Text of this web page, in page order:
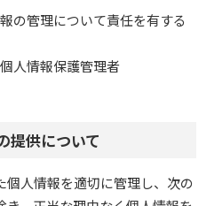
の管理について責任を有する
人情報保護管理者
提供について
個人情報を適切に管理し、次の